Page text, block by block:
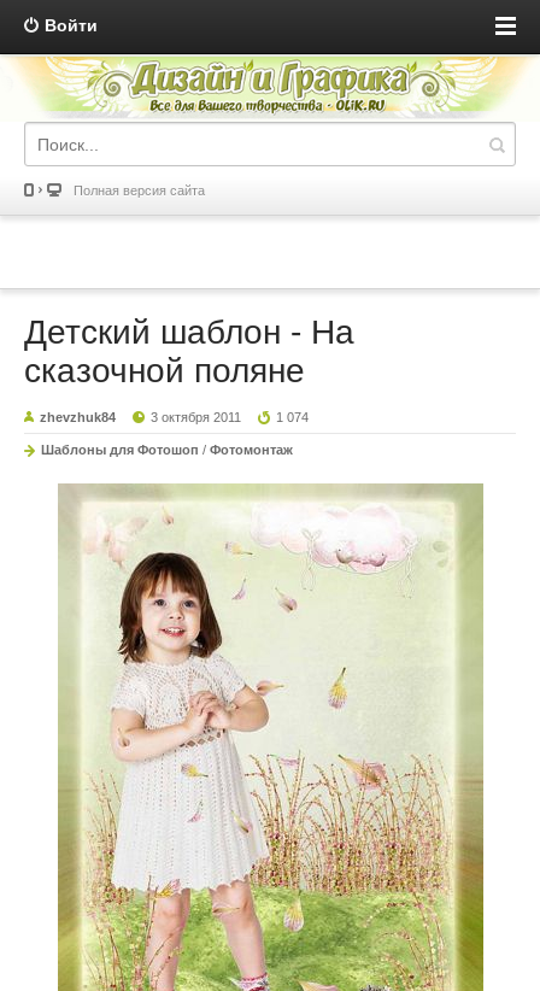
Войти
Полная версия сайта
Детский шаблон - На
сказочной поляне
zhevzhuk84 3 октября 2011 1 074
Шаблоны для Фотошоп / Фотомонтаж